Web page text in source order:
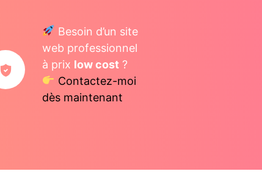
Besoin d’un site
web professionnel
à prix low cost ?
Contactez-moi
dès maintenant